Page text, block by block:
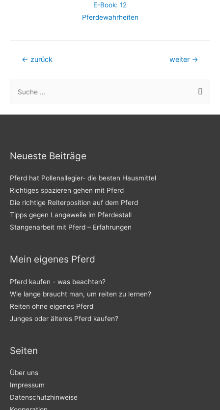
E-Book: 12
Pferdewahrheiten
Beitrags-
← zurück weiter →
n
a
c
h
Neueste Beiträge
Pferd hat Pollenallegier- die besten Hausmittel
Richtiges spazieren gehen mit Pferd
Die richtige Reiterposition auf dem Pferd
Tipps gegen Langeweile im Pferdestall
Stangenarbeit mit Pferd – Erfahrungen
Mein eigenes Pferd
Pferd kaufen - was beachten?
Wie lange braucht man, um reiten zu lernen?
Reiten ohne eigenes Pferd
Junges oder älteres Pferd kaufen?
Seiten
Über uns
Impressum
Datenschutzhinweise